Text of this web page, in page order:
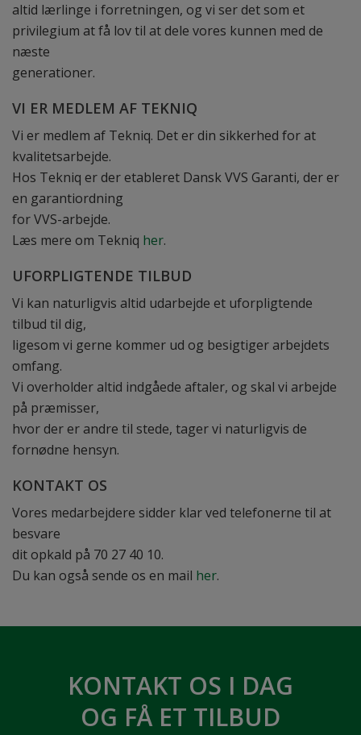
altid lærlinge i forretningen, og vi ser det som et
privilegium at få lov til at dele vores kunnen med de
næste
generationer.
VI ER MEDLEM AF TEKNIQ
Vi er medlem af Tekniq. Det er din sikkerhed for at
kvalitetsarbejde.
Hos Tekniq er der etableret Dansk VVS Garanti, der er
en garantiordning
for VVS-arbejde.
Læs mere om Tekniq her.
UFORPLIGTENDE TILBUD
Vi kan naturligvis altid udarbejde et uforpligtende
tilbud til dig,
ligesom vi gerne kommer ud og besigtiger arbejdets
omfang.
Vi overholder altid indgåede aftaler, og skal vi arbejde
på præmisser,
hvor der er andre til stede, tager vi naturligvis de
fornødne hensyn.
​KONTAKT OS
Vores medarbejdere sidder klar ved telefonerne til at
besvare
dit opkald på 70 27 40 10.
Du kan også sende os en mail her.
KONTAKT OS I DAG
OG FÅ ET TILBUD